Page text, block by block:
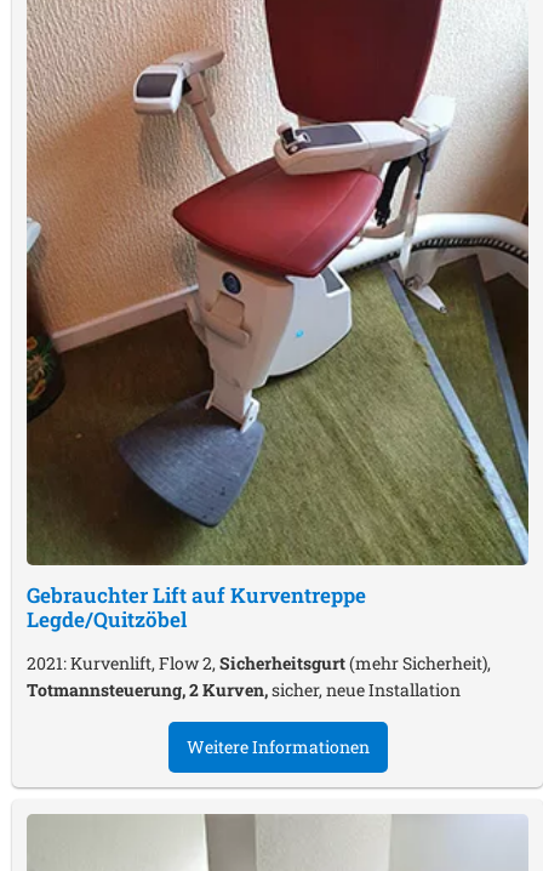
Gebrauchter Lift auf Kurventreppe
Legde/Quitzöbel
2021: Kurvenlift, Flow 2, Sicherheitsgurt(mehr Sicherheit),
Totmannsteuerung, 2 Kurven,sicher, neue Installation
Weitere Informationen